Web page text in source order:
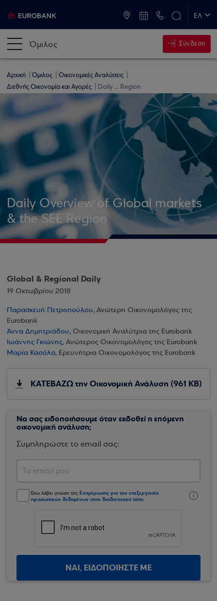
ΕΛ
Όμιλος Σύνδεση
Αρχική Όμιλος
Οικονομικές Αναλύσεις
Διεθνής Οικονομία και Αγορές
Daily ... Region
Daily Overview of Global markets
& the SEE Region
Global & Regional Daily
19 Οκτωβρίου 2018
Παρασκευή Πετροπούλου, Ανώτερη Οικονομολόγος της
Eurobank
Άννα Δημητριάδου, Οικονομική Αναλύτρια της Eurobank
Ιωάννης Γκιώνης, Ανώτερος Οικονομολόγος της Eurobank
Μαρία Κασόλα, Ερευνήτρια Οικονομολόγος της Eurobank
ΚΑΤΕΒΑΖΩ την Οικονομική Ανάλυση (961 KB)
Να σας ειδοποιήσουμε όταν εκδοθεί η επόμενη
οικονομική ανάλυση;
Συμπληρώστε το email σας:
Έχω λάβει γνώση της Ενημέρωσης για την επεξεργασία
προσωπικών δεδομένων στον διαδικτυακό τόπο.
ΝΑΙ, ΕΙΔΟΠΟΙΗΣΤΕ ΜΕ